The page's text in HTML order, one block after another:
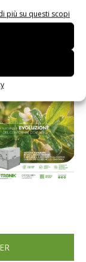
più su questi scopi